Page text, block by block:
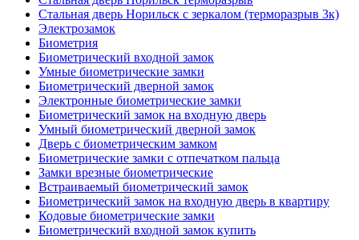
Стальная дверь Норильск с зеркалом (терморазрыв 3к)
Электрозамок
Биометрия
Биометрический входной замок
Умные биометрические замки
Биометрический дверной замок
Электронные биометрические замки
Биометрический замок на входную дверь
Умный биометрический дверной замок
Дверь с биометрическим замком
Биометрические замки с отпечатком пальца
Замки врезные биометрические
Встраиваемый биометрический замок
Биометрический замок на входную дверь в квартиру
Кодовые биометрические замки
Биометрический входной замок купить